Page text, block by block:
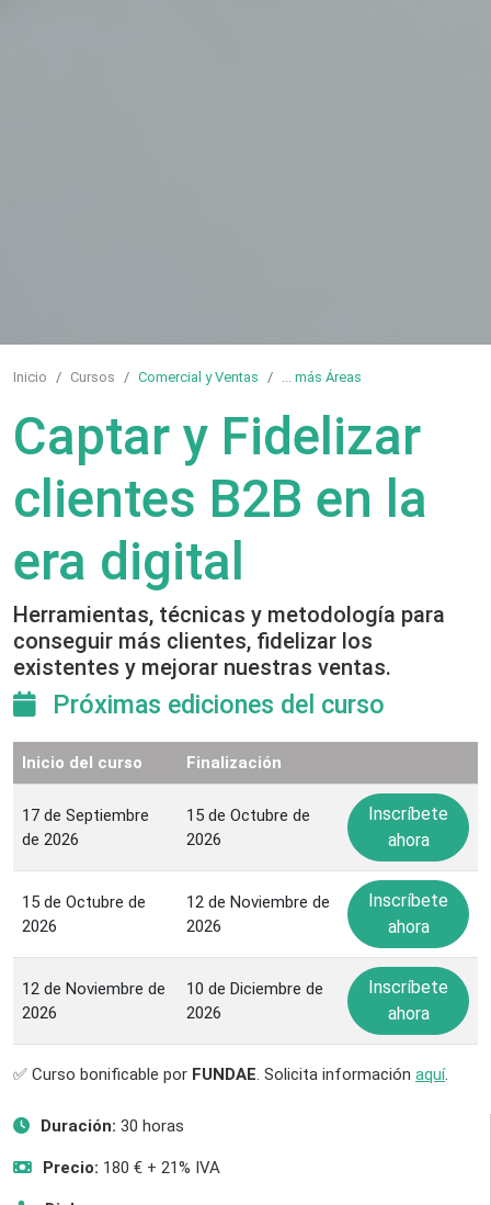
Inicio Cursos Comercial y Ventas ... más Áreas
Captar y Fidelizar
clientes B2B en la
era digital
Herramientas, técnicas y metodología para
conseguir más clientes, fidelizar los
existentes y mejorar nuestras ventas.
Próximas ediciones del curso
Inicio del curso Finalización
17 de Septiembre
de 2026
15 de Octubre de
2026
Inscríbete
ahora
15 de Octubre de
2026
12 de Noviembre de
2026
Inscríbete
ahora
12 de Noviembre de
2026
10 de Diciembre de
2026
Inscríbete
ahora
✅ Curso bonificable por FUNDAE. Solicita información aquí.
Duración: 30 horas
Precio: 180 € + 21% IVA